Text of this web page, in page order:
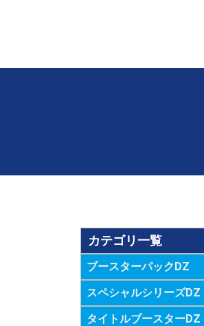
カテゴリ一覧
ブースターパックDZ
スペシャルシリーズDZ
タイトルブースターDZ